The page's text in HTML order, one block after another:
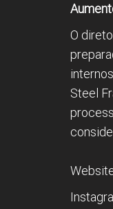
O
Steel